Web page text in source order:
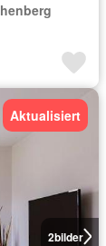
2bilder
Aktualisiert